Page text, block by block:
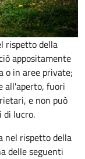
rispetto della
appositamente
o in aree private;
all'aperto, fuori
e non può
di lucro.
nel rispetto della
delle seguenti